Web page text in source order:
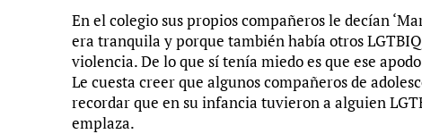
En el colegio sus propios compañeros le decían
era tranquila y porque también había otros
violencia. De lo que sí tenía miedo es que ese
Le cuesta creer que algunos compañeros de
recordar que en su infancia tuvieron a alguien
emplaza.